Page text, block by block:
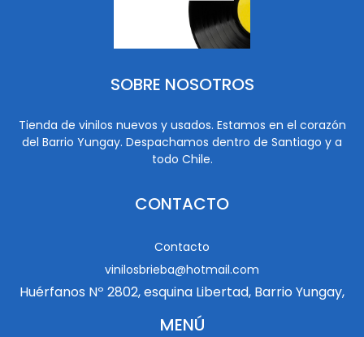
SOBRE NOSOTROS
Tienda de vinilos nuevos y usados. Estamos en el corazón
del Barrio Yungay. Despachamos dentro de Santiago y a
todo Chile.
CONTACTO
Contacto
vinilosbrieba@hotmail.com
Huérfanos Nº 2802, esquina Libertad, Barrio Yungay,
MENÚ